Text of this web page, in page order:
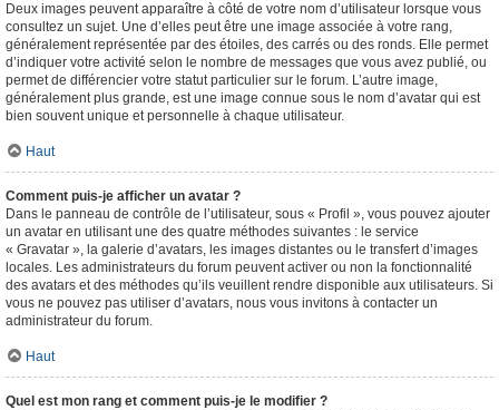
Deux images peuvent apparaître à côté de votre nom d’utilisateur lorsque vous
consultez un sujet. Une d’elles peut être une image associée à votre rang,
généralement représentée par des étoiles, des carrés ou des ronds. Elle permet
d’indiquer votre activité selon le nombre de messages que vous avez publié, ou
permet de différencier votre statut particulier sur le forum. L’autre image,
généralement plus grande, est une image connue sous le nom d’avatar qui est
bien souvent unique et personnelle à chaque utilisateur.
Haut
Comment puis-je afficher un avatar ?
Dans le panneau de contrôle de l’utilisateur, sous « Profil », vous pouvez ajouter
un avatar en utilisant une des quatre méthodes suivantes : le service
« Gravatar », la galerie d’avatars, les images distantes ou le transfert d’images
locales. Les administrateurs du forum peuvent activer ou non la fonctionnalité
des avatars et des méthodes qu’ils veuillent rendre disponible aux utilisateurs. Si
vous ne pouvez pas utiliser d’avatars, nous vous invitons à contacter un
administrateur du forum.
Haut
Quel est mon rang et comment puis-je le modifier ?